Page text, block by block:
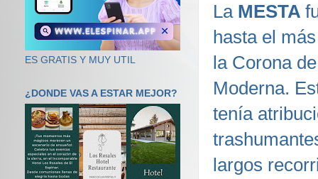
La MESTA
hasta el
la Corona
Moderna.
tenía
largos
ES GRATIS Y MUY UTIL
¿DONDE VAS A ESTAR MEJOR?